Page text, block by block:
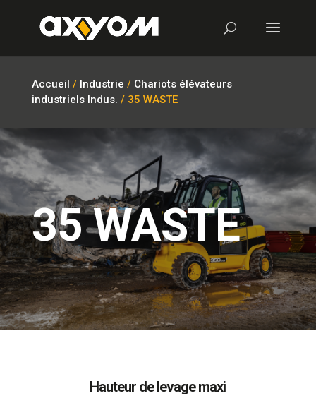
Accueil / Industrie / Chariots élévateurs
industriels Indus. / 35 WASTE
35 WASTE
Hauteur de levage maxi